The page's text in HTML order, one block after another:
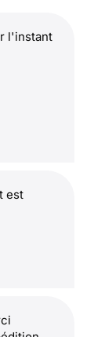
l'instant
est